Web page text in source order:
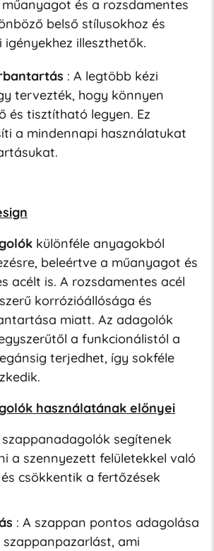
és a rozsdamentes
belső stílusokhoz és
igényekhez illeszthetők.
: A legtöbb kézi
tervezték, hogy könnyen
és tisztítható legyen. Ez
a mindennapi használatukat
különféle anyagokból
beleértve a műanyagot és
acélt is. A rozsdamentes acél
korrózióállósága és
miatt. Az adagolók
a funkcionálistól a
terjedhet, így sokféle
használatának előnyei
segítenek
a szennyezett felületekkel való
csökkentik a fertőzések
: A szappan pontos adagolása
ami